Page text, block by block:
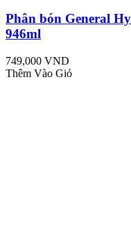
Phân bón General
946ml
749,000 VND
Thêm Vào Giỏ